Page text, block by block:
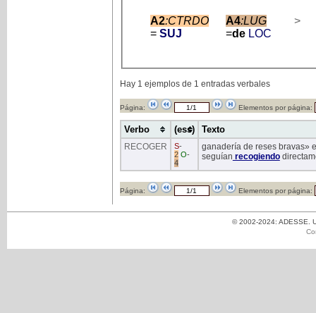
A2:CTRDO
= SUJ
A4:LUG
=de LOC
>
Hay 1 ejemplos de 1 entradas verbales
Página: Elementos por página:
Verbo (ess) Texto
RECOGER S-
2 O-
4
ganadería de reses bravas»
seguían recogiendo
Página: Elementos por página:
© 2002-2024: ADESSE.